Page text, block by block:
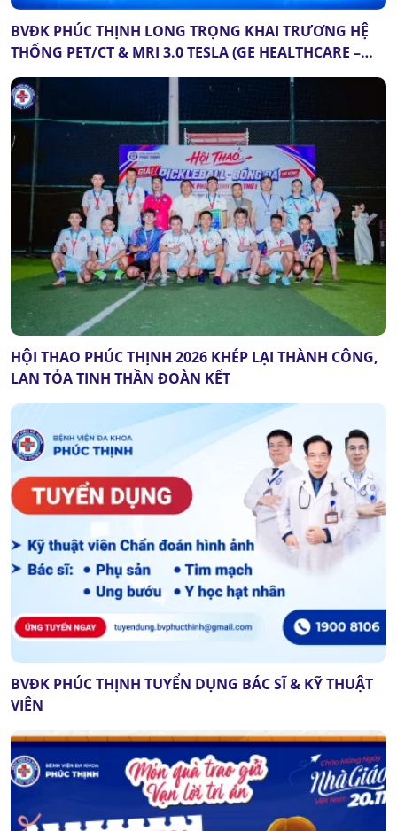
BVĐK PHÚC THỊNH LONG TRỌNG KHAI TRƯƠNG HỆ
THỐNG PET/CT & MRI 3.0 TESLA (GE HEALTHCARE –
HOA KỲ): DẤU MỐC QUAN TRỌNG CỦA Y TẾ THANH
HÓA
HỘI THAO PHÚC THỊNH 2026 KHÉP LẠI THÀNH CÔNG,
LAN TỎA TINH THẦN ĐOÀN KẾT
BVĐK PHÚC THỊNH TUYỂN DỤNG BÁC SĨ & KỸ THUẬT
VIÊN